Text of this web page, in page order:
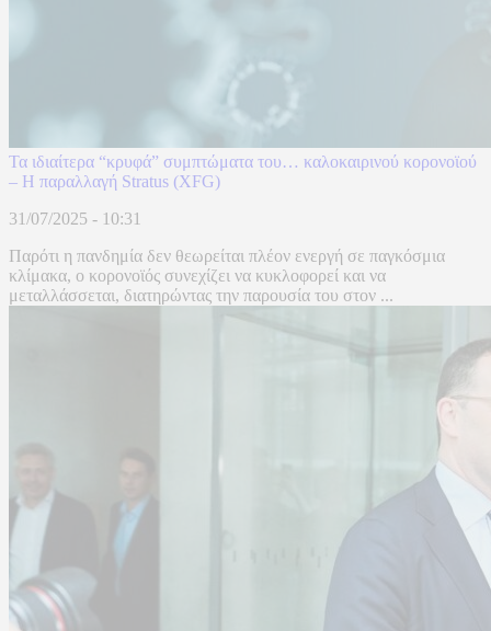
Τα ιδιαίτερα “κρυφά” συμπτώματα του… καλοκαιρινού κορονοϊού
– Η παραλλαγή Stratus (XFG)
31/07/2025 - 10:31
Παρότι η πανδημία δεν θεωρείται πλέον ενεργή σε παγκόσμια
κλίμακα, ο κορονοϊός συνεχίζει να κυκλοφορεί και να
μεταλλάσσεται, διατηρώντας την παρουσία του στον ...